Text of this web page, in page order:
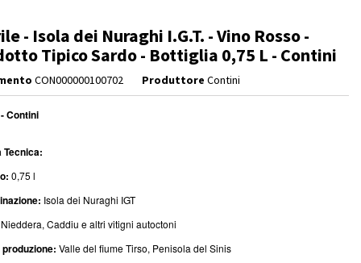
- Isola dei Nuraghi I.G.T. - Vino Rosso -
Tipico Sardo - Bottiglia 0,75 L - Contini
CON000000100702 Produttore Contini
Contini
Tecnica:
0,75 l
Isola dei Nuraghi IGT
Nieddera, Caddiu e altri vitigni autoctoni
produzione: Valle del fiume Tirso, Penisola del Sinis